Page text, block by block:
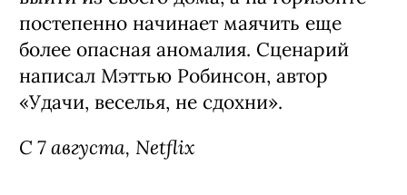
постепенно начинает маячить еще
более опасная аномалия. Сценарий
написал Мэттью Робинсон, автор
«Удачи, веселья, не сдохни».
С 7 августа, Netflix